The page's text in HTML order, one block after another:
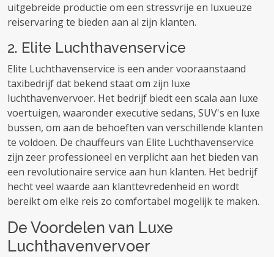
uitgebreide productie om een ​​stressvrije en luxueuze
reiservaring te bieden aan al zijn klanten.
2. Elite Luchthavenservice
Elite Luchthavenservice is een ander vooraanstaand
taxibedrijf dat bekend staat om zijn luxe
luchthavenvervoer. Het bedrijf biedt een scala aan luxe
voertuigen, waaronder executive sedans, SUV's en luxe
bussen, om aan de behoeften van verschillende klanten
te voldoen. De chauffeurs van Elite Luchthavenservice
zijn zeer professioneel en verplicht aan het bieden van
een revolutionaire service aan hun klanten. Het bedrijf
hecht veel waarde aan klanttevredenheid en wordt
bereikt om elke reis zo comfortabel mogelijk te maken.
De Voordelen van Luxe
Luchthavenvervoer